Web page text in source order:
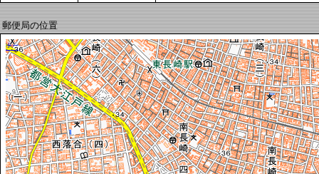
郵便局の位置